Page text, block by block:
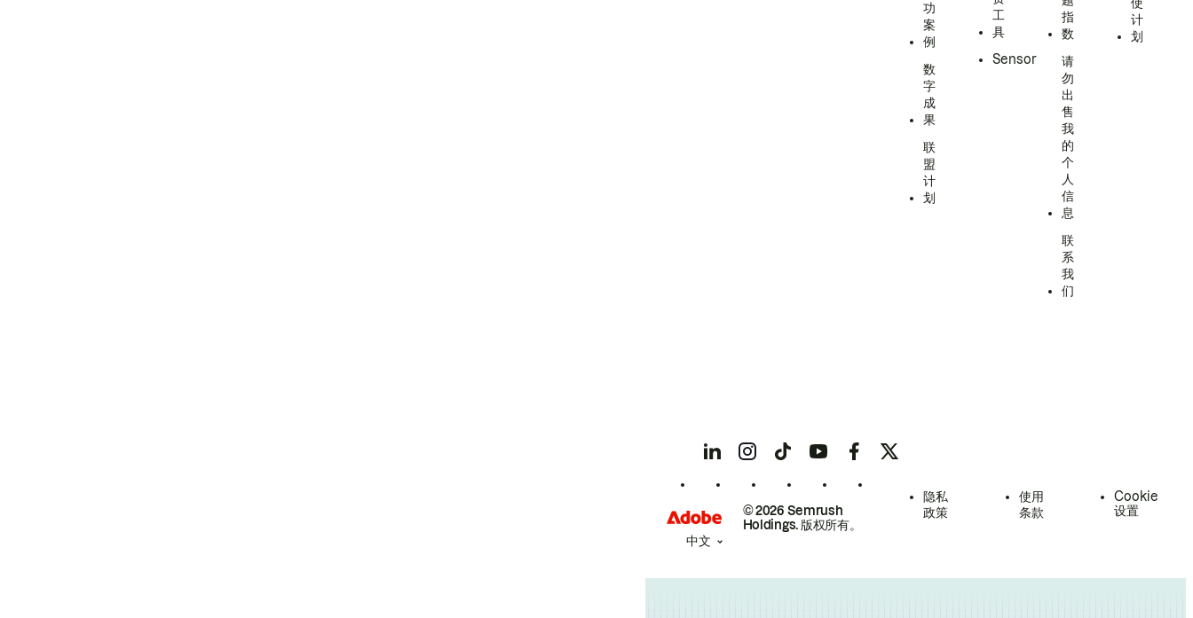
功
案
例
数
字
成
果
联
盟
计
划
工
具
Sensor
指
数
请
勿
出
售
我
的
个
人
信
息
联
系
我
们
计
划
© 2026 Semrush
Holdings. 版权所有。
隐私
政策
使用
条款
Cookie
设置
中文